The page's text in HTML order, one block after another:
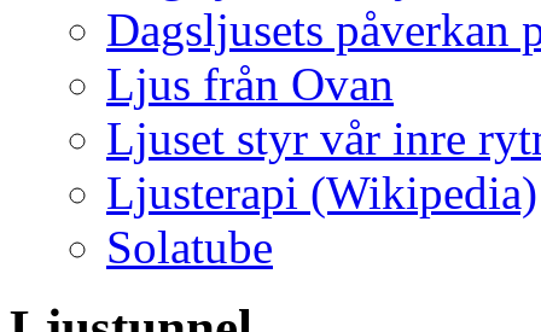
Dagsljusets påverkan
Ljus från Ovan
Ljuset styr vår inre
Ljusterapi (Wikipedia)
Solatube